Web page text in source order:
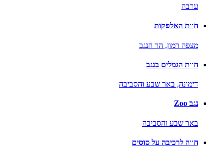
ערבה
חוות האלפקות
מצפה רמון, הר הנגב
חוות הגמלים בנגב
דימונה, באר שבע והסביבה
נגב Zoo
באר שבע והסביבה
חווה לרכיבה על סוסים